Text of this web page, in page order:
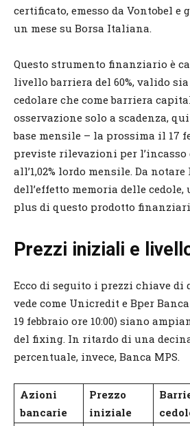
certificato, emesso da Vontobel e
un mese su Borsa Italiana.
Questo strumento finanziario è
livello barriera del 60%, valido
cedolare che come barriera
osservazione solo a scadenza,
base mensile – la prossima il 17
previste rilevazioni per l’incasso
all’1,02% lordo mensile. Da
dell’effetto memoria delle
plus di questo prodotto
Prezzi iniziali e
Ecco di seguito i prezzi chiave di
vede come Unicredit e Bper
19 febbraio ore 10:00) siano
del fixing. In ritardo di una
percentuale, invece, Banca MPS.
Azioni
bancarie
Prezzo
iniziale